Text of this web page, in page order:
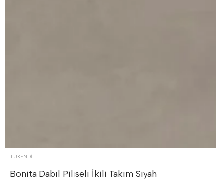
TÜKENDI
Bonita Dabıl Piliseli İkili Takım Siyah